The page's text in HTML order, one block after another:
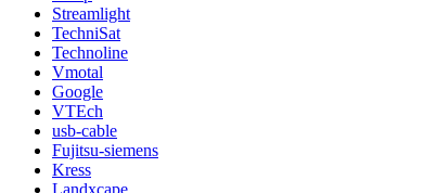
Streamlight
TechniSat
Technoline
Vmotal
Google
VTEch
usb-cable
Fujitsu-siemens
Kress
Landxcape